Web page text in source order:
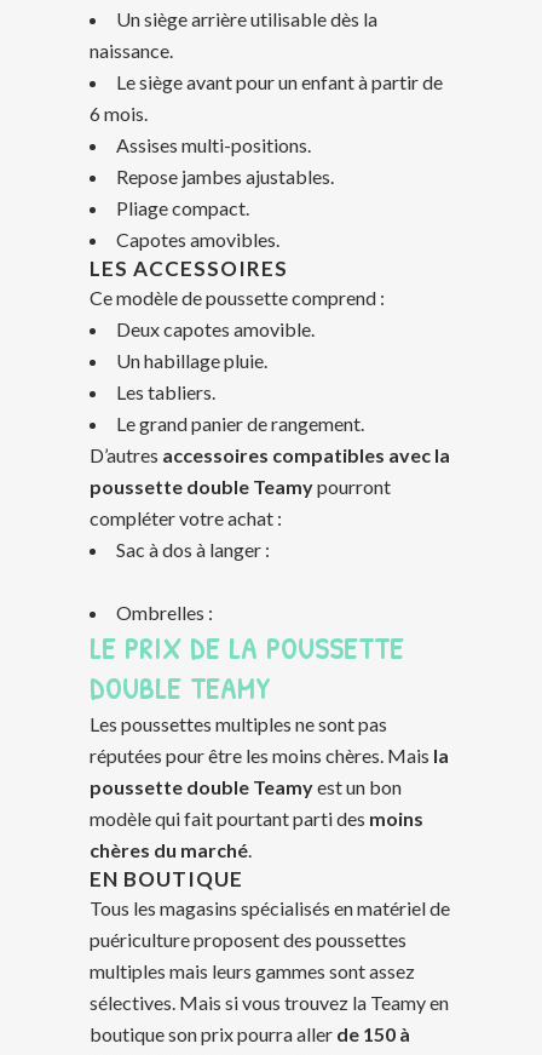
Un siège arrière utilisable dès la
naissance.
Le siège avant pour un enfant à partir de
6 mois.
Assises multi-positions.
Repose jambes ajustables.
Pliage compact.
Capotes amovibles.
LES ACCESSOIRES
Ce modèle de poussette comprend :
Deux capotes amovible.
Un habillage pluie.
Les tabliers.
Le grand panier de rangement.
D’autres accessoires compatibles avec la
poussette double Teamypourront
compléter votre achat :
Sac à dos à langer :
Ombrelles :
LE PRIX DE LA POUSSETTE
DOUBLE TEAMY
Les poussettes multiples ne sont pas
réputées pour être les moins chères. Mais la
poussette double Teamyest un bon
modèle qui fait pourtant parti des moins
chères du marché.
EN BOUTIQUE
Tous les magasins spécialisés en matériel de
puériculture proposent des poussettes
multiples mais leurs gammes sont assez
sélectives. Mais si vous trouvez la Teamy en
boutique son prix pourra aller de 150 à